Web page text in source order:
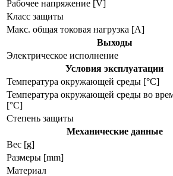
Рабочее напряжение [V]
Класс защиты
Макс. общая токовая нагрузка [A]
Выходы
Электрическое исполнение
Условия эксплуатации
Температура окружающей среды [°C]
Температура окружающей среды во
[°C]
Степень защиты
Механические данные
Вес [g]
Размеры [mm]
Материал